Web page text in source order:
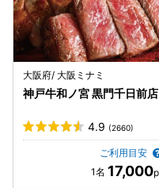
大阪府/ 大阪ミナミ
神戸牛和ノ宮 黒門千日前店
4.9 (2660)
ご利用目安
17,000